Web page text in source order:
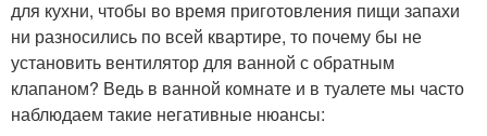
для кухни, чтобы во время приготовления пищи запахи
ни разносились по всей квартире, то почему бы не
установить вентилятор для ванной с обратным
клапаном? Ведь в ванной комнате и в туалете мы часто
наблюдаем такие негативные нюансы: